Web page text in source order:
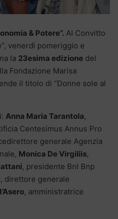
& Potere”. Al Convitto
venerdì pomeriggio e
la 23esima edizione del
Fondazione Marisa
il titolo di “Donne sole al
Anna Maria Tarantola,
Centesimus Annus Pro
generale Agenzia
Monica De Virgiliis,
, presidente Bnl Bnp
, direttore generale
, amministratrice